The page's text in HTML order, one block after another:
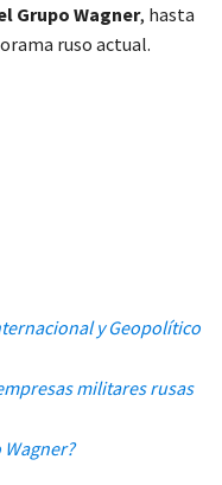
Grupo Wagner, hasta
ruso actual.
y Geopolítico
militares rusas
Wagner?